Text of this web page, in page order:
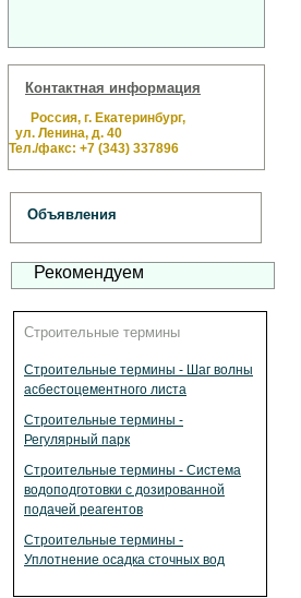
Контактная информация
Россия, г. Екатеринбург,
ул. Ленина, д. 40
Тел./факс: +7 (343) 337896
Объявления
Рекомендуем
Строительные термины
Строительные термины - Шаг волны
асбестоцементного листа
Строительные термины -
Регулярный парк
Строительные термины - Система
водоподготовки с дозированной
подачей реагентов
Строительные термины -
Уплотнение осадка сточных вод